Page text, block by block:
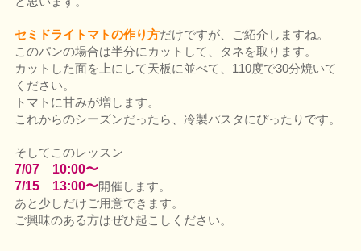
セミドライトマトの作り方だけですが、ご紹介しますね。
このパンの場合は半分にカットして、タネを取ります。
カットした面を上にして天板に並べて、110度で30分焼いて
ください。
トマトに甘みが増します。
これからのシーズンだったら、冷製パスタにぴったりです。
そしてこのレッスン
7/07 10:00〜
7/15 13:00〜開催します。
あと少しだけご用意できます。
ご興味のある方はぜひ起こしください。